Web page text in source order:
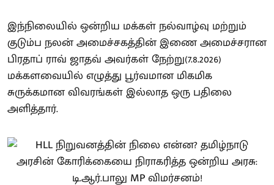
இந்நிலையில் ஒன்றிய மக்கள் நல்வாழ்வு மற்றும்
குடும்ப நலன் அமைச்சகத்தின் இணை அமைச்சரான
பிரதாப் ராவ் ஜாதவ் அவர்கள் நேற்று(7.8.2026)
மக்களவையில் எழுத்து பூர்வமான மிகமிக
சுருக்கமான விவரங்கள் இல்லாத ஒரு பதிலை
அளித்தார்.